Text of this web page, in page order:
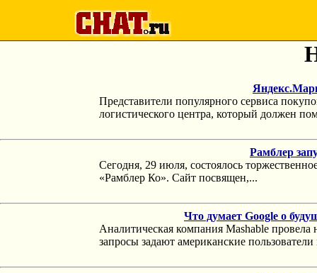
Представители популярного сервиса
логистического центра, который должен
Рамблер
Сегодня, 29 июля, состоялось
«Рамблер Ко». Сайт посвящен,...
Что думает Google о
Аналитическая компания Mashable
запросы задают американские пользователи